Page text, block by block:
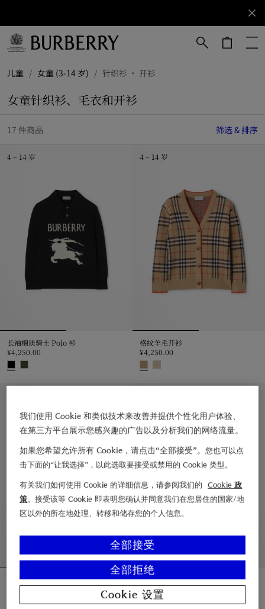
订阅获取
Burberry
品牌资
儿童 / 女童 (3-14 岁) / 针织衫 · 开衫
女童针织衫、毛衣和开衫
17 件商品 筛选 & 排序
4 – 14 岁
长袖棉质骑士 Polo 衫
¥4,250.00
4 – 14 岁
格纹羊毛开衫
¥4,250.00
格纹羊毛拉链连帽衫
¥4,350.00
格纹羊毛拉链连帽衫, ¥4,350.00
格纹装饰羊毛斗篷
¥5,100.00
我们使用 Cookie 和类似技术来改善并提供个性化用户体验、
在第三方平台展示您感兴趣的广告以及分析我们的网络流量。
如果您希望允许所有 Cookie，请点击“全部接受”。您也可以点
击下面的“让我选择”，以此选取要接受或禁用的 Cookie 类型。
有关我们如何使用 Cookie 的详细信息，请参阅我们的
Cookie 政
策。接受该等 Cookie 即表明您确认并同意我们在您居住的国家/地
区以外的所在地处理、转移和储存您的个人信息。
全部拒绝
全部接受
Cookie 设置